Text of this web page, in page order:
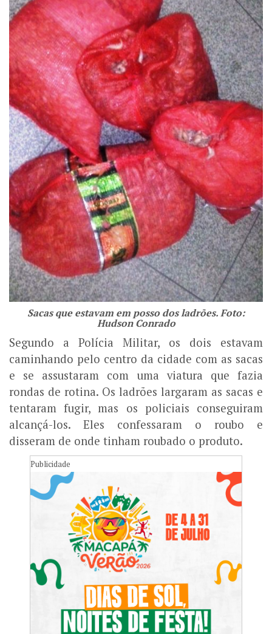
Sacas que estavam em posso dos ladrões. Foto:
Hudson Conrado
Segundo a Polícia Militar, os dois estavam
caminhando pelo centro da cidade com as sacas
e se assustaram com uma viatura que fazia
rondas de rotina. Os ladrões largaram as sacas e
tentaram fugir, mas os policiais conseguiram
alcançá-los. Eles confessaram o roubo e
disseram de onde tinham roubado o produto.
Publicidade